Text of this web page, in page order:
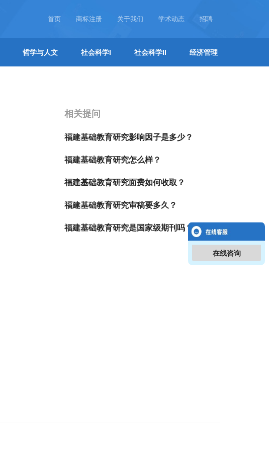
首页 商标注册 关于我们 学术动态 招聘
哲学与人文 社会科学I 社会科学II 经济管理
相关提问
福建基础教育研究影响因子是多少？
福建基础教育研究怎么样？
福建基础教育研究面费如何收取？
福建基础教育研究审稿要多久？
福建基础教育研究是国家级期刊吗？
在线咨询